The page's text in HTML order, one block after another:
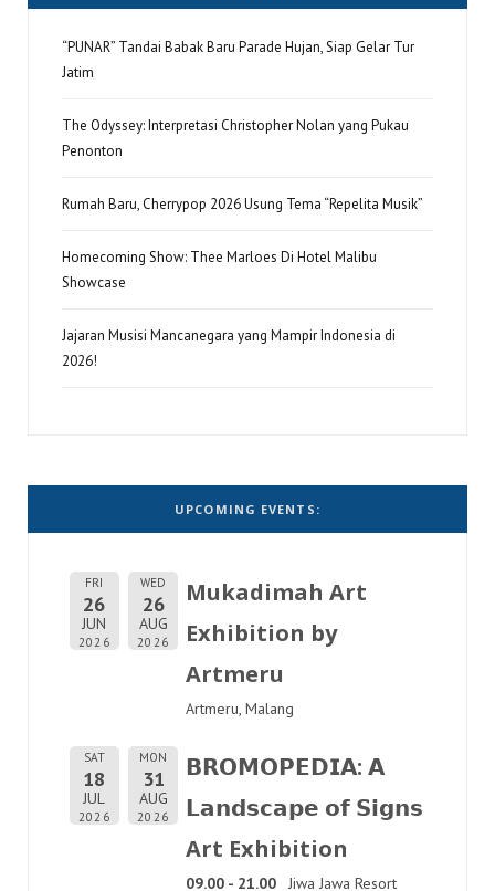
“PUNAR” Tandai Babak Baru Parade Hujan, Siap Gelar Tur
Jatim
The Odyssey: Interpretasi Christopher Nolan yang Pukau
Penonton
Rumah Baru, Cherrypop 2026 Usung Tema “Repelita Musik”
Homecoming Show: Thee Marloes Di Hotel Malibu
Showcase
Jajaran Musisi Mancanegara yang Mampir Indonesia di
2026!
UPCOMING EVENTS:
FRI
26
JUN
2026
WED
26
AUG
2026
Mukadimah Art
Exhibition by
Artmeru
Artmeru, Malang
SAT
18
JUL
2026
MON
31
AUG
2026
𝗕𝗥𝗢𝗠𝗢𝗣𝗘𝗗𝗜𝗔: 𝗔
𝗟𝗮𝗻𝗱𝘀𝗰𝗮𝗽𝗲 𝗼𝗳 𝗦𝗶𝗴𝗻𝘀
Art Exhibition
09.00 - 21.00
Jiwa Jawa Resort